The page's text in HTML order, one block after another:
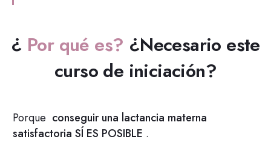
¿ Por qué es? ¿Necesario este
curso de iniciación?
Porque conseguir una lactancia materna
satisfactoria SÍ ES POSIBLE .